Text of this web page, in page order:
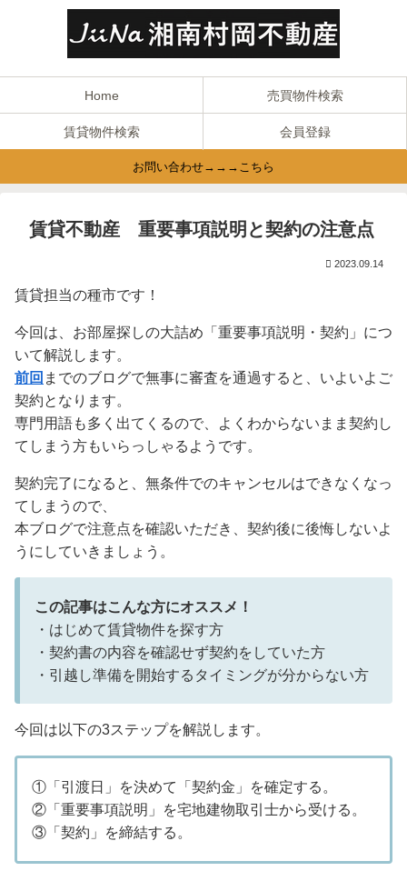
Home 売買物件検索
賃貸物件検索 会員登録
お問い合わせ→→→こちら
賃貸不動産 重要事項説明と契約の注意点
2023.09.14
賃貸担当の種市です！
今回は、お部屋探しの大詰め「重要事項説明・契約」につ
いて解説します。
前回 までのブログで無事に審査を通過すると、いよいよご
契約となります。
専門用語も多く出てくるので、よくわからないまま契約し
てしまう方もいらっしゃるようです。
契約完了になると、無条件でのキャンセルはできなくなっ
てしまうので、
本ブログで注意点を確認いただき、契約後に後悔しないよ
うにしていきましょう。
この記事はこんな方にオススメ！
・はじめて賃貸物件を探す方
・契約書の内容を確認せず契約をしていた方
・引越し準備を開始するタイミングが分からない方
今回は以下の3ステップを解説します。
①「引渡日」を決めて「契約金」を確定する。
②「重要事項説明」を宅地建物取引士から受ける。
③「契約」を締結する。